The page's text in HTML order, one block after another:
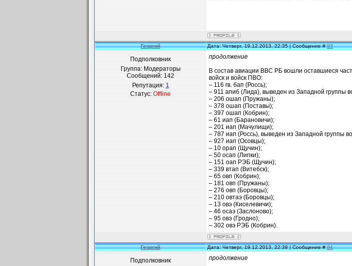
Георгий Дата: Четверг, 19.12.2013, 22:35 | Сообщение #93
Подполковник
Группа: Модераторы
Сообщений:142
Репутация:1
Статус:Offline
продолжение
В состав авиации ВВС РБ вошли оставшиеся
войск и войск ПВО:
– 116 гв. бап (Россь);
– 911 апиб (Лида), выведен из Западной группы
– 206 ошап (Пружаны);
– 378 ошап (Поставы);
– 397 ошап (Кобрин);
– 61 иап (Барановичи);
– 201 иап (Мачулищи);
– 787 иап (Россь), выведен из Западной группы
– 927 иап (Осовцы);
– 10 орап (Щучин);
– 50 осап (Липки);
– 151 оап РЭБ (Щучин);
– 339 втап (Витебск);
– 65 овп (Кобрин);
– 181 овп (Пружаны);
– 276 овп (Боровцы);
– 210 овтаэ (Боровцы);
– 13 овэ (Киселевичи);
– 46 осаэ (Заслоново);
– 95 овэ (Гродно);
– 302 овэ РЭБ (Кобрин).
Георгий Дата: Четверг, 19.12.2013, 22:39 | Сообщение #94
Подполковник
продолжение